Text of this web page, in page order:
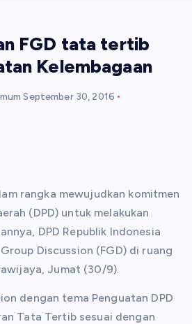
FGD tata tertib
Kelembagaan
September 30, 2016
rangka mewujudkan komitmen
(DPD) untuk melakukan
DPD Republik Indonesia
Discussion (FGD) di ruang
Jumat (30/9).
dengan tema Penguatan DPD
Tata Tertib sesuai dengan